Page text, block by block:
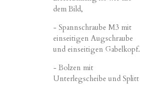
dem Bild,
- Spannschraube M3 mit
einseitigen Augschraube
und einseitigen Gabelkopf.
- Bolzen mit
Unterlegscheibe und Splitt